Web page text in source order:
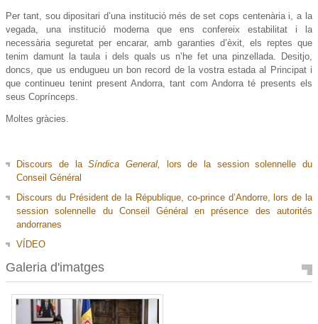
Per tant, sou dipositari d’una institució més de set cops centenària i, a la
vegada, una institució moderna que ens confereix estabilitat i la
necessària seguretat per encarar, amb garanties d’èxit, els reptes que
tenim damunt la taula i dels quals us n’he fet una pinzellada. Desitjo,
doncs, que us endugueu un bon record de la vostra estada al Principat i
que continueu tenint present Andorra, tant com Andorra té presents els
seus Coprínceps.
Moltes gràcies.
Discours de laSíndica General,
lors de la session solennelle du
Conseil Général
Discours du Président de la République, co-prince d’Andorre, lors de la
session solennelle du Conseil Général en présence des autorités
andorranes
VÍDEO
Galeria d'imatges